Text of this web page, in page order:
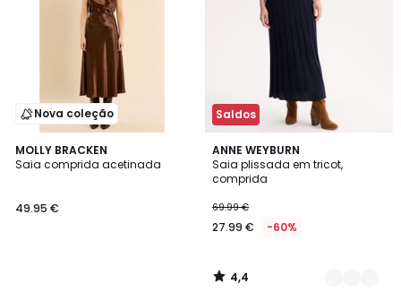
Nova coleção
MOLLY BRACKEN
Saia comprida acetinada
49.95 €
Saldos
ANNE WEYBURN
Saia plissada em tricot,
comprida
69.99 €
27.99 € -60%
4,4
/ 5
2
Cores
4,4
/